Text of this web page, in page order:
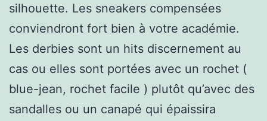
silhouette. Les sneakers compensées
conviendront fort bien à votre académie.
Les derbies sont un hits discernement au
cas ou elles sont portées avec un rochet (
blue-jean, rochet facile ) plutôt qu’avec des
sandalles ou un canapé qui épaissira